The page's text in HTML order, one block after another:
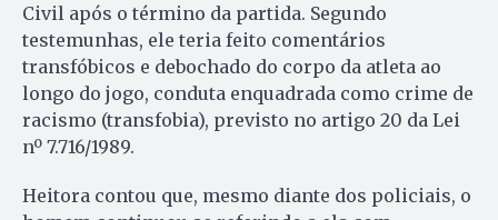
Civil após o término da partida. Segundo
testemunhas, ele teria feito comentários
transfóbicos e debochado do corpo da atleta ao
longo do jogo, conduta enquadrada como crime de
racismo (transfobia), previsto no artigo 20 da Lei
nº 7.716/1989.
Heitora contou que, mesmo diante dos policiais, o